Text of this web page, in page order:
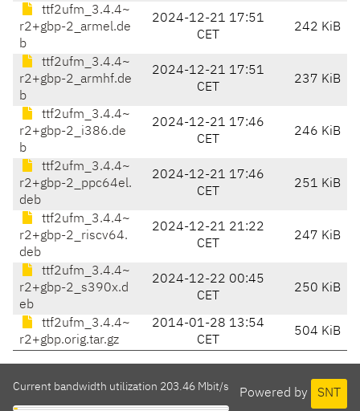
ttf2ufm_3.4.4~
r2+gbp-2_armel.de
b
2024-12-21 17:51
CET
242 KiB
ttf2ufm_3.4.4~
r2+gbp-2_armhf.de
b
2024-12-21 17:51
CET
237 KiB
ttf2ufm_3.4.4~
r2+gbp-2_i386.de
b
2024-12-21 17:46
CET
246 KiB
ttf2ufm_3.4.4~
r2+gbp-2_ppc64el.
deb
2024-12-21 17:46
CET
251 KiB
ttf2ufm_3.4.4~
r2+gbp-2_riscv64.
deb
2024-12-21 21:22
CET
247 KiB
ttf2ufm_3.4.4~
r2+gbp-2_s390x.d
eb
2024-12-22 00:45
CET
250 KiB
ttf2ufm_3.4.4~
r2+gbp.orig.tar.gz
2014-01-28 13:54
CET
504 KiB
Powered by SNT
Current bandwidth utilization 203.46 Mbit/s